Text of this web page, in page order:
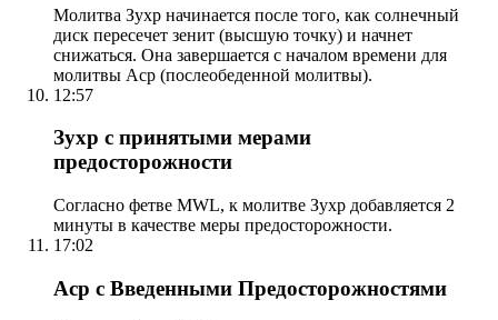
Молитва Зухр начинается после того, как солнечный
диск пересечет зенит (высшую точку) и начнет
снижаться. Она завершается с началом времени для
молитвы Аср (послеобеденной молитвы).
12:57
Зухр с принятыми мерами
предосторожности
Согласно фетве MWL, к молитве Зухр добавляется 2
минуты в качестве меры предосторожности.
17:02
Аср с Введенными Предосторожностями